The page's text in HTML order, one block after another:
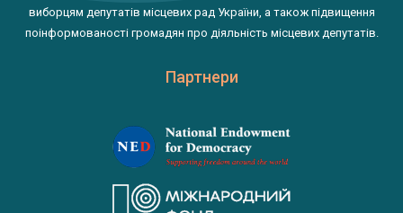
виборцям депутатів місцевих рад України, а також підвищення
поінформованості громадян про діяльність місцевих депутатів.
Партнери